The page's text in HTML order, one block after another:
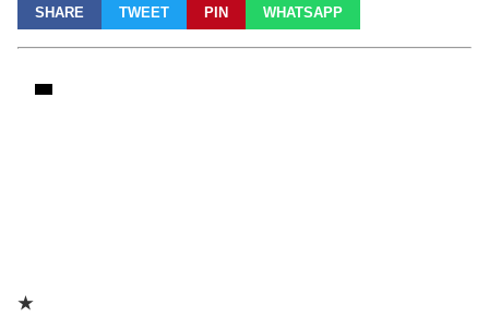
SHARE TWEET PIN WHATSAPP
★